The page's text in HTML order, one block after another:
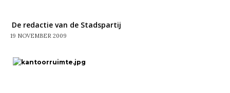
De redactie van de Stadspartij
19 NOVEMBER 2009